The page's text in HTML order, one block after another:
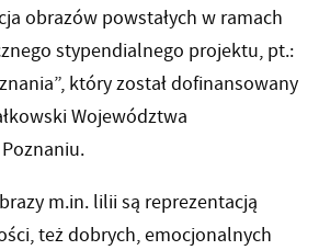
obrazów powstałych w ramach
stypendialnego projektu, pt.:
który został dofinansowany
Województwa
m.in. lilii są reprezentacją
też dobrych, emocjonalnych